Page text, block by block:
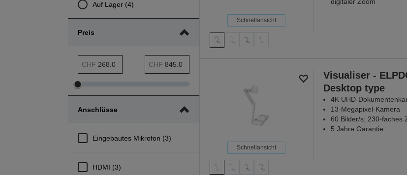
Auf Lager (4)
Preis
Preis min. Bereich
CHF Preis max. Bereich
CHF
Preis
Bereich
Preis
Bereich
Anschlüsse
Eingebautes Mikrofon (3)
HDMI (3)
Schnellansicht
Schnellansicht
Visualiser -
Desktop type
4K UHD-
13-Megapixel-Kamera
60 Bilder/s; 230-faches
5 Jahre Garantie